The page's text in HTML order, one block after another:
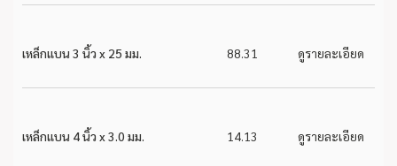
เหล็กแบน 3 นิ้ว x 25 มม. 88.31 ดูรายละเอียด
เหล็กแบน 4 นิ้ว x 3.0 มม. 14.13 ดูรายละเอียด